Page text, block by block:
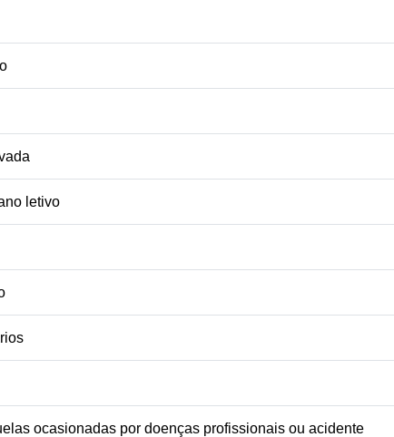
letivo
ocasionadas por doenças profissionais ou acidente